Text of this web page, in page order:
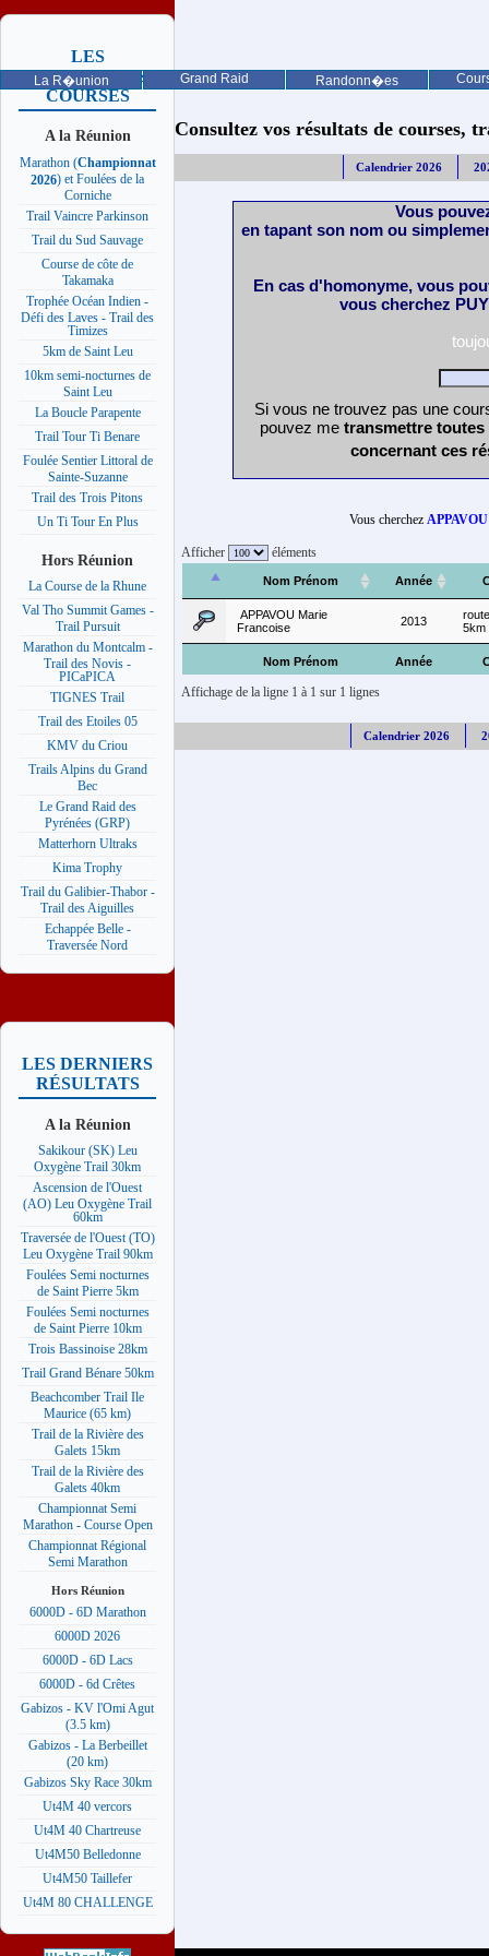
La R�union Grand Raid Randonn�es
LES
PROCHAINES
COURSES
A la Réunion
Marathon (Championnat
2026) et Foulées de la
Corniche
Trail Vaincre Parkinson
Trail du Sud Sauvage
Course de côte de
Takamaka
Trophée Océan Indien -
Défi des Laves - Trail des
Timizes
5km de Saint Leu
10km semi-nocturnes de
Saint Leu
La Boucle Parapente
Trail Tour Ti Benare
Foulée Sentier Littoral de
Sainte-Suzanne
Trail des Trois Pitons
Un Ti Tour En Plus
Hors Réunion
La Course de la Rhune
Val Tho Summit Games -
Trail Pursuit
Marathon du Montcalm -
Trail des Novis -
PICaPICA
TIGNES Trail
Trail des Etoiles 05
KMV du Criou
Trails Alpins du Grand
Bec
Le Grand Raid des
Pyrénées (GRP)
Matterhorn Ultraks
Kima Trophy
Trail du Galibier-Thabor -
Trail des Aiguilles
Echappée Belle -
Traversée Nord
LES DERNIERS
RÉSULTATS
A la Réunion
Sakikour (SK) Leu
Oxygène Trail 30km
Ascension de l'Ouest
(AO) Leu Oxygène Trail
60km
Traversée de l'Ouest (TO)
Leu Oxygène Trail 90km
Foulées Semi nocturnes
de Saint Pierre 5km
Foulées Semi nocturnes
de Saint Pierre 10km
Trois Bassinoise 28km
Trail Grand Bénare 50km
Beachcomber Trail Ile
Maurice (65 km)
Trail de la Rivière des
Galets 15km
Trail de la Rivière des
Galets 40km
Championnat Semi
Marathon - Course Open
Championnat Régional
Semi Marathon
Hors Réunion
6000D - 6D Marathon
6000D 2026
6000D - 6D Lacs
6000D - 6d Crêtes
Gabizos - KV l'Omi Agut
(3.5 km)
Gabizos - La Berbeillet
(20 km)
Gabizos Sky Race 30km
Ut4M 40 vercors
Ut4M 40 Chartreuse
Ut4M50 Belledonne
Ut4M50 Taillefer
Ut4M 80 CHALLENGE
Consultez vos résultats de courses,
Calendrier 2026
Vous
en tapant son nom ou
En cas d'homonyme, vous
vous cherchez
Si vous ne trouvez pas une
pouvez me transmettre
concernant ces
Vous cherchez
Afficher éléments
Nom Prénom Année
Nom Prénom Année
APPAVOU Marie
Francoise
2013
5km
Affichage de la ligne 1 à 1 sur 1 lignes
Calendrier 2026